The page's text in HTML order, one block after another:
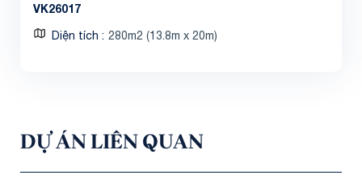
VK26017
Diện tích 280m2 (13.8m x 20m)
DỰ ÁN LIÊN QUAN